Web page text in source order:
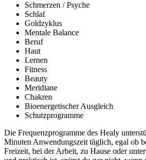
Schmerzen / Psyche
Schlaf
Goldzyklus
Mentale Balance
Beruf
Haut
Lernen
Fitness
Beauty
Meridiane
Chakren
Bioenergetischer Ausgleich
Schutzprogramme
Die Frequenzprogramme des Healy
Minuten Anwendungszeit täglich, egal ob
Freizeit, bei der Arbeit, zu Hause oder